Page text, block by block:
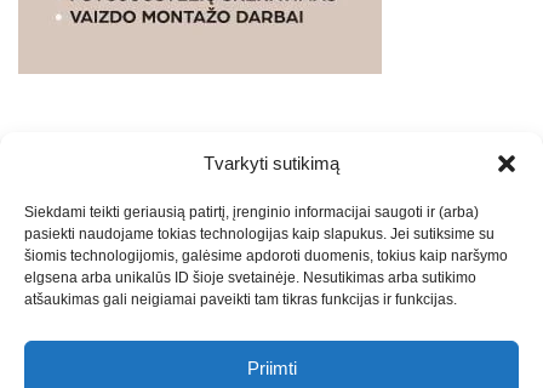
Tvarkyti sutikimą
Siekdami teikti geriausią patirtį, įrenginio informacijai saugoti ir (arba)
pasiekti naudojame tokias technologijas kaip slapukus. Jei sutiksime su
šiomis technologijomis, galėsime apdoroti duomenis, tokius kaip naršymo
elgsena arba unikalūs ID šioje svetainėje. Nesutikimas arba sutikimo
atšaukimas gali neigiamai paveikti tam tikras funkcijas ir funkcijas.
Priimti
PASLAUGOS. SEO tekstų rašymas, turinio kūrimas,
straipsnių rašymas ir talpinimas į mūsų valdomas
svetaines.2026Armijai.LTTheme: Express News ByAdore
Themes.
Marketingo agentūra -Teisinės